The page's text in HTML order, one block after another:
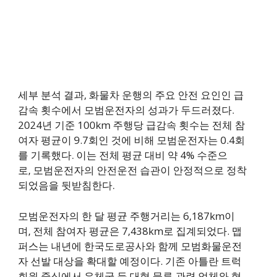
세부 분석 결과, 화물차 운행의 주요 안전 요인인 급
감속 횟수에서 모범운전자의 성과가 두드러졌다.
2024년 기준 100km 주행당 급감속 횟수는 전체 참
여자 평균이 9.7회인 것에 비해 모범운전자는 0.4회
를 기록했다. 이는 전체 평균 대비 약 4% 수준으
로, 모범운전자의 안전운전 습관이 안정적으로 정착
되었음을 뒷받침한다.
모범운전자의 한 달 평균 주행거리는 6,187km이
며, 전체 참여자 평균은 7,438km로 집계되었다. 맵
퍼스는 내년에 한국도로공사와 함께 모범화물운전
자 선발 대상을 확대할 예정이다. 기존 아틀란 트럭